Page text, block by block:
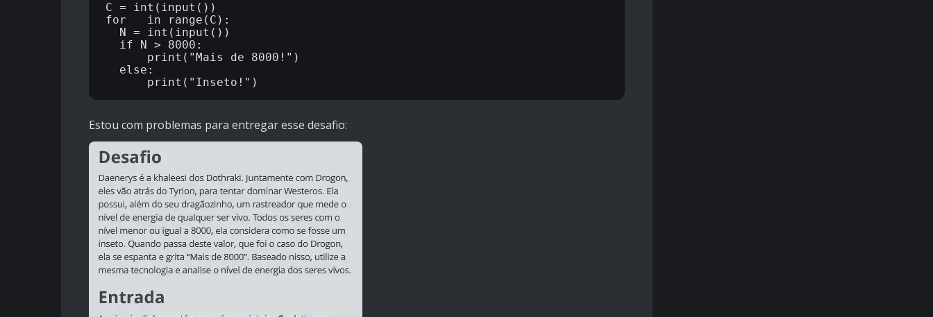
C = int(input())
for _ in range(C):
N = int(input())
if N > 8000:
print("Mais de 8000!")
else:
Estou com problemas para entregar esse desafio: